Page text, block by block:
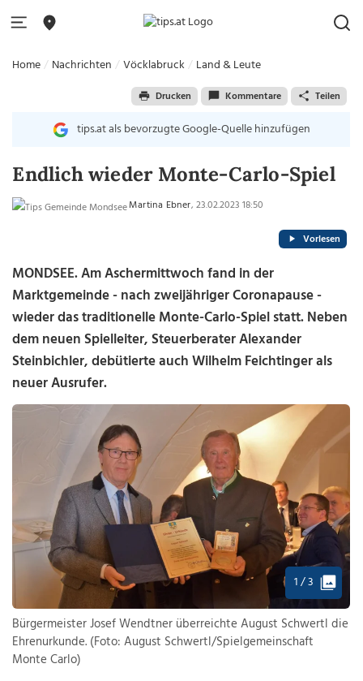
Home Nachrichten Vöcklabruck Land & Leute
Drucken Kommentare Teilen
tips.at als bevorzugte Google-Quelle hinzufügen
Endlich wieder Monte-Carlo-Spiel
Martina Ebner, 23.02.2023 18:50
Vorlesen
MONDSEE. Am Aschermittwoch fand in der
Marktgemeinde - nach zweijähriger Coronapause -
wieder das traditionelle Monte-Carlo-Spiel statt. Neben
dem neuen Spielleiter, Steuerberater Alexander
Steinbichler, debütierte auch Wilhelm Feichtinger als
neuer Ausrufer.
1 / 3
Bürgermeister Josef Wendtner überreichte August Schwertl die
Ehrenurkunde. (Foto: August Schwertl/Spielgemeinschaft
Monte Carlo)